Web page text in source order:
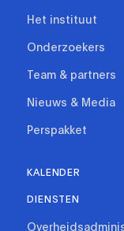
Het instituut
Onderzoekers
Team & partners
Nieuws & Media
Perspakket
KALENDER
DIENSTEN